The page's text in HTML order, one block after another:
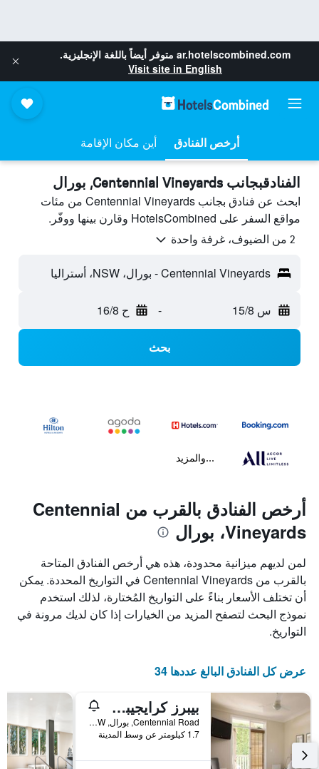
ar.hotelscombined.com متوفر أيضاً باللغة الإنجليزية.
Visit site in English
أرخص الفنادق أين مكان الإقامة
الفنادقبجانب Centennial Vineyards, بورال
ابحث عن فنادق بجانب Centennial Vineyards من مئات
مواقع السفر على HotelsCombined وقارن بينها ووفّر.
2 من الضيوف، غرفة واحدة
Centennial Vineyards - بورال، NSW، أستراليا
س 15/8 - ح 16/8
بحث
...والمزيد
أرخص الفنادق بالقرب من Centennial
Vineyards، بورال
لمن لديهم ميزانية محدودة، هذه هي أرخص الفنادق المتاحة
بالقرب من Centennial Vineyards في التواريخ المحددة. يمكن
أن تختلف الأسعار بناءً على التواريخ المُختارة، لذلك استخدم
نموذج البحث لتصفح المزيد من الخيارات إذا كان لديك مرونة في
التواريخ.
عرض كل الفنادق البالغ عددها 34
بيبرز كرايجيبورن
Centennial Road, بورال, NSW, أستراليا
1.7 كيلومتر عن وسط المدينة